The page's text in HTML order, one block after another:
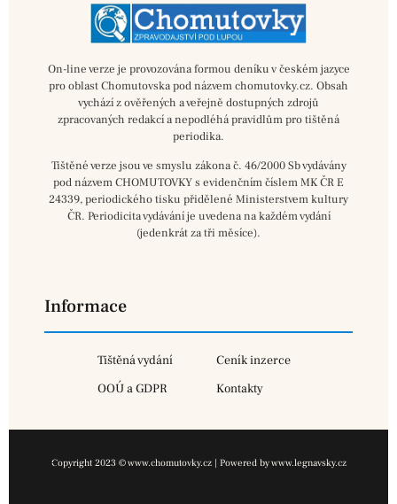
On-line verze je provozována formou deníku v českém jazyce
pro oblast Chomutovska pod názvem chomutovky.cz. Obsah
vychází z ověřených a veřejně dostupných zdrojů
zpracovaných redakcí a nepodléhá pravidlům pro tištěná
periodika.
Tištěné verze jsou ve smyslu zákona č. 46/2000 Sb vydávány
pod názvem CHOMUTOVKY s evidenčním číslem MK ČR E
24339, periodického tisku přidělené Ministerstvem kultury
ČR. Periodicita vydávání je uvedena na každém vydání
(jedenkrát za tři měsíce).
Informace
Tištěná vydání
Ceník inzerce
OOÚ a GDPR
Kontakty
Copyright 2023 © www.chomutovky.cz | Powered by www.legnavsky.cz